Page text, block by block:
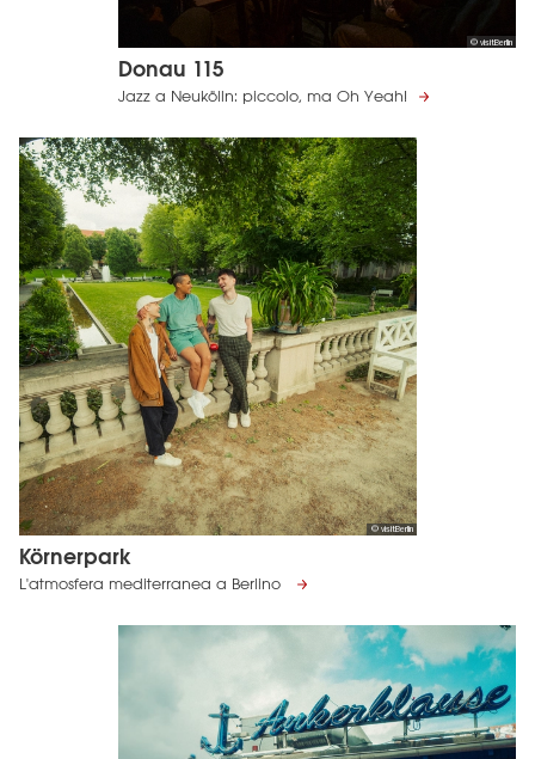
© visitBerlin
Donau 115
Jazz a Neukölln: piccolo, ma Oh Yeah!
© visitBerlin
Körnerpark
L'atmosfera mediterranea a Berlino